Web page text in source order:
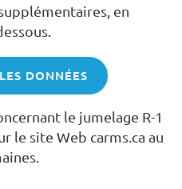
en
DONNÉES
le jumelage R-1
le site Web carms.ca au